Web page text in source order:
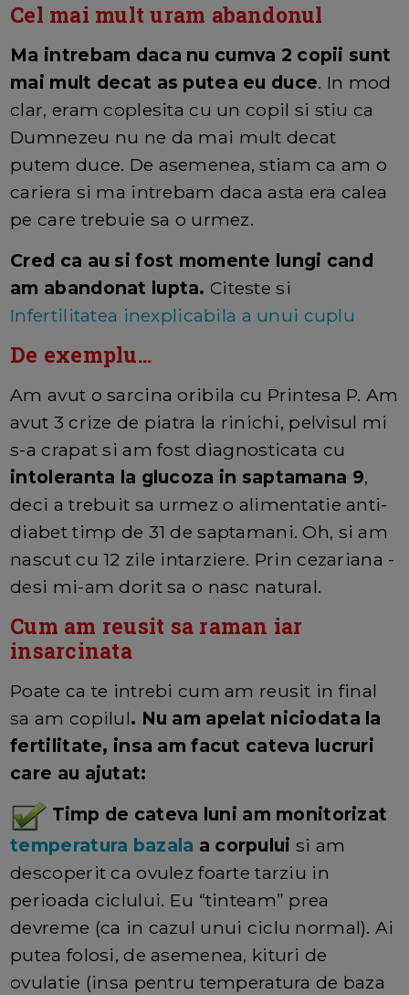
Cel mai mult uram abandonul
Ma intrebam daca nu cumva 2 copii sunt
mai mult decat as putea eu duce. In mod
clar, eram coplesita cu un copil si stiu ca
Dumnezeu nu ne da mai mult decat
putem duce. De asemenea, stiam ca am o
cariera si ma intrebam daca asta era calea
pe care trebuie sa o urmez.
Cred ca au si fost momente lungi cand
am abandonat lupta. Citeste si
Infertilitatea inexplicabila a unui cuplu
De exemplu...
Am avut o sarcina oribila cu Printesa P. Am
avut 3 crize de piatra la rinichi, pelvisul mi
s-a crapat si am fost diagnosticata cu
intoleranta la glucoza in saptamana 9,
deci a trebuit sa urmez o alimentatie anti-
diabet timp de 31 de saptamani. Oh, si am
nascut cu 12 zile intarziere. Prin cezariana -
desi mi-am dorit sa o nasc natural.
Cum am reusit sa raman iar
insarcinata
Poate ca te intrebi cum am reusit in final
sa am copilul. Nu am apelat niciodata la
fertilitate, insa am facut cateva lucruri
care au ajutat:
Timp de cateva luni am monitorizat
temperatura bazala a corpului si am
descoperit ca ovulez foarte tarziu in
perioada ciclului. Eu “tinteam” prea
devreme (ca in cazul unui ciclu normal). Ai
putea folosi, de asemenea, kituri de
ovulatie (insa pentru temperatura de baza